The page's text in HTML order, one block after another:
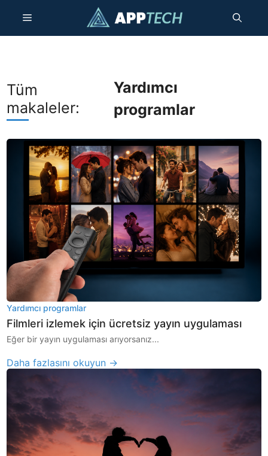
Menü
Tüm
makaleler:
Yardımcı
programlar
Yardımcı programlar
Filmleri izlemek için ücretsiz yayın uygulaması
Eğer bir yayın uygulaması arıyorsanız...
Daha fazlasını okuyun →